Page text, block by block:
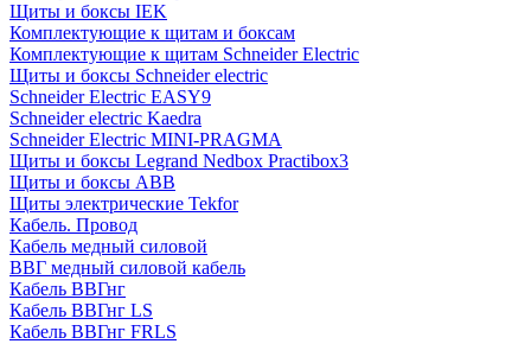
Щиты и боксы IEK
Комплектующие к щитам и боксам
Комплектующие к щитам Schneider Electric
Щиты и боксы Schneider electric
Schneider Electric EASY9
Schneider electric Kaedra
Schneider Electric MINI-PRAGMA
Щиты и боксы Legrand Nedbox Practibox3
Щиты и боксы ABB
Щиты электрические Tekfor
Кабель. Провод
Кабель медный силовой
ВВГ медный силовой кабель
Кабель ВВГнг
Кабель ВВГнг LS
Кабель ВВГнг FRLS